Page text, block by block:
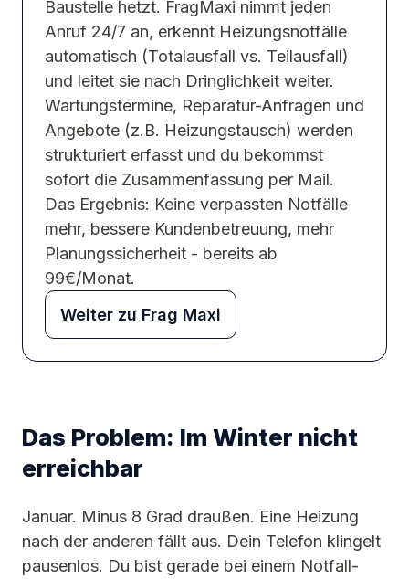
Baustelle hetzt. FragMaxi nimmt jeden
Anruf 24/7 an, erkennt Heizungsnotfälle
automatisch (Totalausfall vs. Teilausfall)
und leitet sie nach Dringlichkeit weiter.
Wartungstermine, Reparatur-Anfragen und
Angebote (z.B. Heizungstausch) werden
strukturiert erfasst und du bekommst
sofort die Zusammenfassung per Mail.
Das Ergebnis: Keine verpassten Notfälle
mehr, bessere Kundenbetreuung, mehr
Planungssicherheit - bereits ab
99€/Monat.
Weiter zu Frag Maxi
Das Problem: Im Winter nicht
erreichbar
Januar. Minus 8 Grad draußen. Eine Heizung
nach der anderen fällt aus. Dein Telefon klingelt
pausenlos. Du bist gerade bei einem Notfall-